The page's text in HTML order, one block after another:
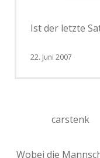
Ist der letzte
22. Juni 2007
carstenk
Wobei die